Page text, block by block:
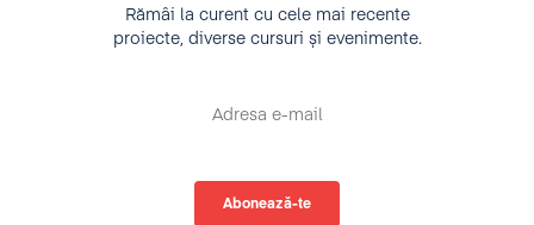
Rămâi la curent cu cele mai recente
proiecte, diverse cursuri și evenimente.